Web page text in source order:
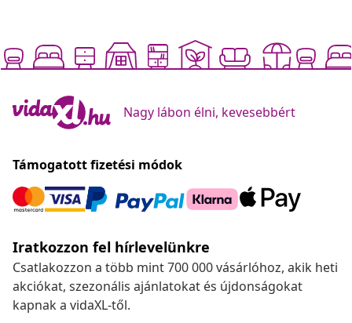
Nagy lábon élni, kevesebbért
Támogatott fizetési módok
Iratkozzon fel hírlevelünkre
Csatlakozzon a több mint 700 000 vásárlóhoz, akik heti
akciókat, szezonális ajánlatokat és újdonságokat
kapnak a vidaXL-től.